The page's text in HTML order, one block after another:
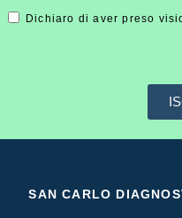
Dichiaro di aver preso
SAN CARLO